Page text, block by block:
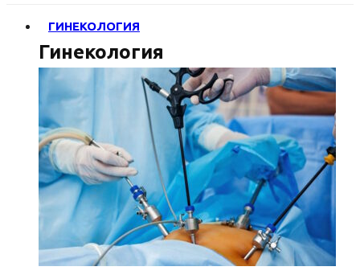
ГИНЕКОЛОГИЯ
Гинекология